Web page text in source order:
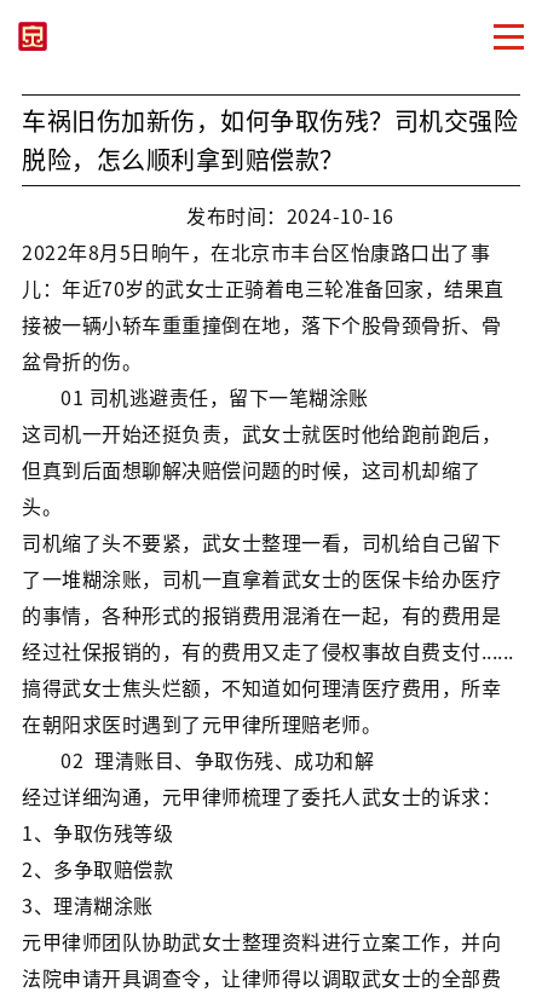
车祸旧伤加新伤，如何争取伤残？司机交强险
脱险，怎么顺利拿到赔偿款？
发布时间：2024-10-16
2022年8月5日晌午，在北京市丰台区怡康路口出了事
儿：年近70岁的武女士正骑着电三轮准备回家，结果直
接被一辆小轿车重重撞倒在地，落下个股骨颈骨折、骨
盆骨折的伤。
01 司机逃避责任，留下一笔糊涂账
这司机一开始还挺负责，武女士就医时他给跑前跑后，
但真到后面想聊解决赔偿问题的时候，这司机却缩了
头。
司机缩了头不要紧，武女士整理一看，司机给自己留下
了一堆糊涂账，司机一直拿着武女士的医保卡给办医疗
的事情，各种形式的报销费用混淆在一起，有的费用是
经过社保报销的，有的费用又走了侵权事故自费支付......
搞得武女士焦头烂额，不知道如何理清医疗费用，所幸
在朝阳求医时遇到了元甲律所理赔老师。
02 理清账目、争取伤残、成功和解
经过详细沟通，元甲律师梳理了委托人武女士的诉求：
1、争取伤残等级
2、多争取赔偿款
3、理清糊涂账
元甲律师团队协助武女士整理资料进行立案工作，并向
法院申请开具调查令，让律师得以调取武女士的全部费